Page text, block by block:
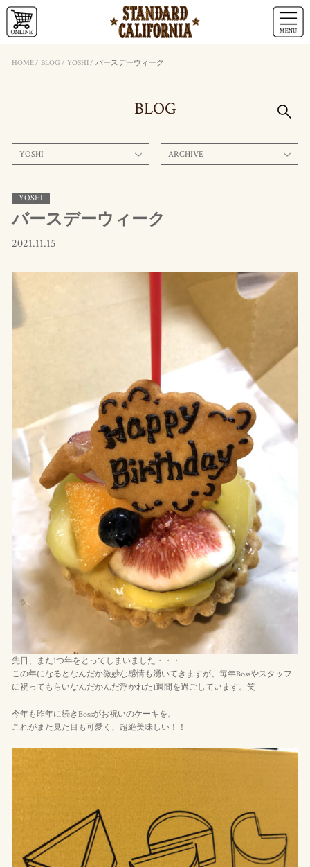
HOME/ BLOG / YOSHI/ バースデーウィーク
BLOG
YOSHI ARCHIVE
YOSHI
バースデーウィーク
2021.11.15
先日、また1つ年をとってしまいました・・・
この年になるとなんだか微妙な感情も湧いてきますが、毎年Bossやスタッフ
に祝ってもらいなんだかんだ浮かれた1週間を過ごしています。笑
今年も昨年に続きBossがお祝いのケーキを。
これがまた見た目も可愛く、超絶美味しい！！